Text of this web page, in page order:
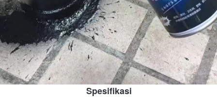
Spesifikasi